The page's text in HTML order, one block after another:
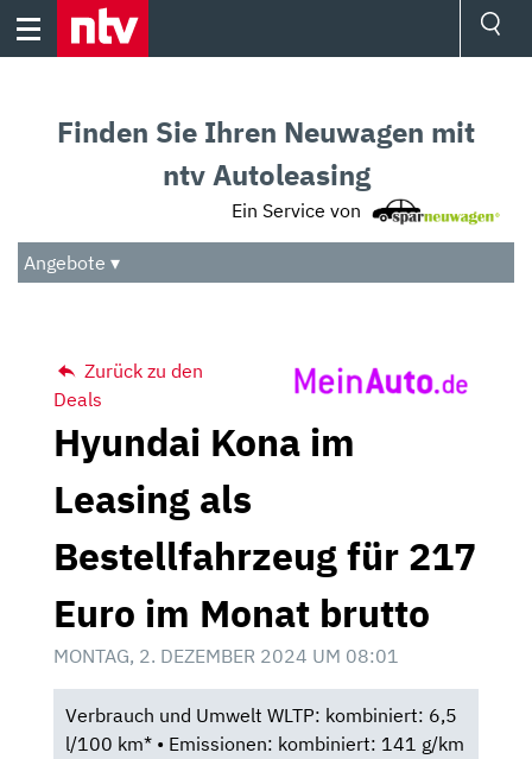
Skip
Audio
Das Beste
Finden Sie Ihren Neuwagen mit
ntv Autoleasing
Ein Service von
Angebote ▾
Zurück zu den
Deals
Hyundai Kona im
Leasing als
Bestellfahrzeug für 217
Euro im Monat brutto
MONTAG, 2. DEZEMBER 2024 UM 08:01
Verbrauch und Umwelt WLTP: kombiniert: 6,5
l/100 km* • Emissionen: kombiniert: 141 g/km